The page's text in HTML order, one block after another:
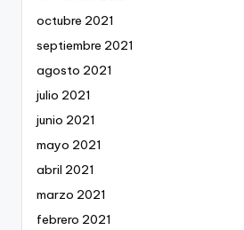
octubre 2021
septiembre 2021
agosto 2021
julio 2021
junio 2021
mayo 2021
abril 2021
marzo 2021
febrero 2021